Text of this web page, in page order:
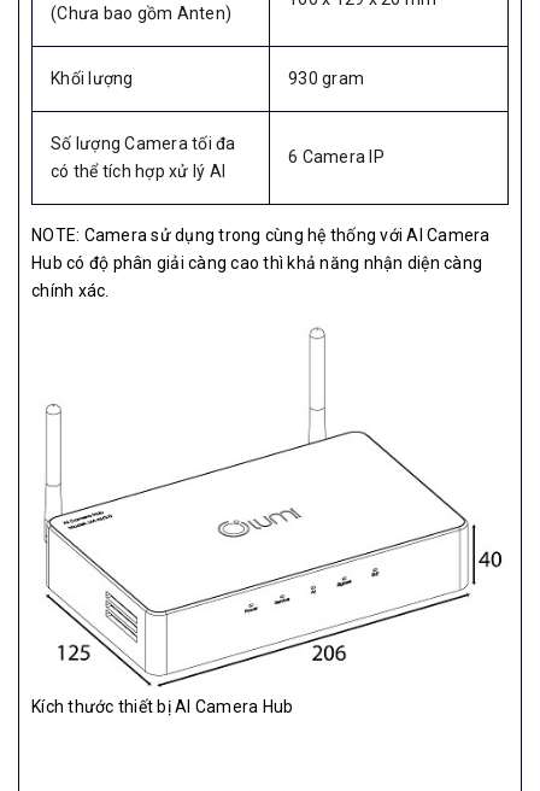
(Chưa bao gồm Anten)
Khối lượng 930 gram
Số lượng Camera tối đa
có thể tích hợp xử lý AI
6 Camera IP
NOTE: Camera sử dụng trong cùng hệ thống với AI Camera
Hub có độ phân giải càng cao thì khả năng nhận diện càng
chính xác.
Kích thước thiết bị AI Camera Hub